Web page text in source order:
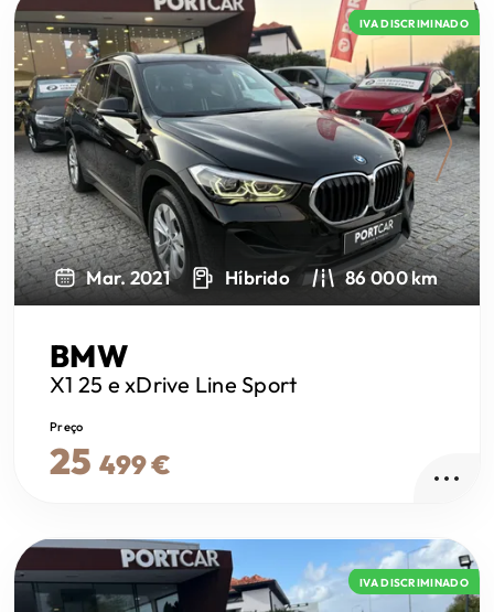
IVA DISCRIMINADO
Next
Mar. 2021 Híbrido 86 000 km
BMW
X1 25 e xDrive Line Sport
Preço
25 499 €
IVA DISCRIMINADO